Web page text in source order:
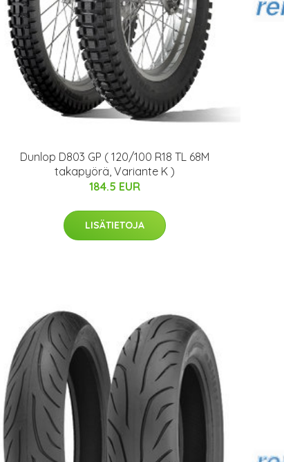
Dunlop D803 GP ( 120/100 R18 TL 68M
takapyörä, Variante K )
184.5 EUR
LISÄTIETOJA